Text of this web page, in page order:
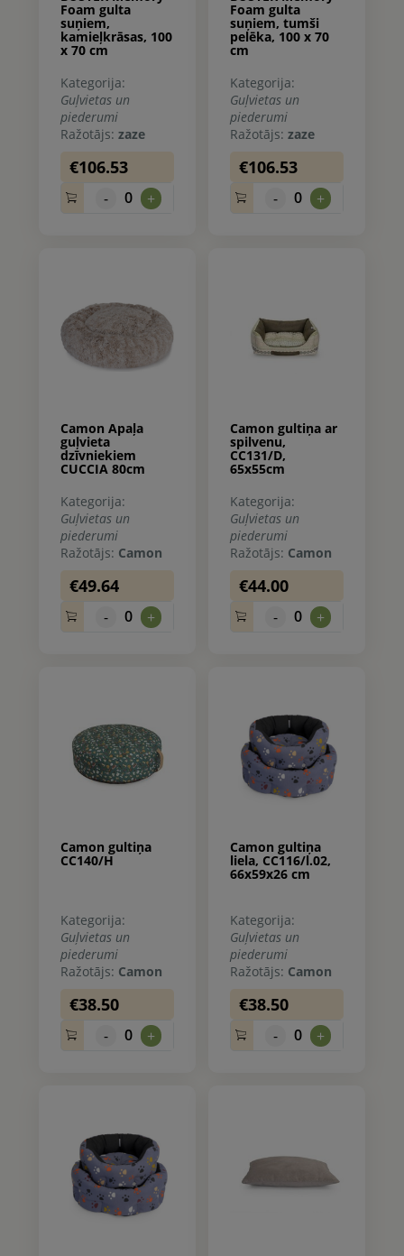
Foam gulta
suņiem,
kamieļkrāsas, 100
x 70 cm
Kategorija:
Guļvietas un
piederumi
Ražotājs: zaze
€106.53
- 0 +
Foam gulta
suņiem, tumši
pelēka, 100 x 70
cm
Kategorija:
Guļvietas un
piederumi
Ražotājs: zaze
€106.53
- 0 +
Camon Apaļa
guļvieta
dzīvniekiem
CUCCIA 80cm
Kategorija:
Guļvietas un
piederumi
Ražotājs: Camon
€49.64
- 0 +
Camon gultiņa ar
spilvenu,
CC131/D,
65x55cm
Kategorija:
Guļvietas un
piederumi
Ražotājs: Camon
€44.00
- 0 +
Camon gultiņa
CC140/H
Kategorija:
Guļvietas un
piederumi
Ražotājs: Camon
€38.50
- 0 +
Camon gultiņa
liela, CC116/l.02,
66x59x26 cm
Kategorija:
Guļvietas un
piederumi
Ražotājs: Camon
€38.50
- 0 +